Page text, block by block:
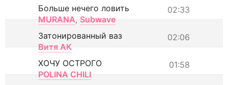
02:33
Больше нечего ловить
MURANA, Subwave
02:06
Затонированный ваз
Витя АК
01:58
ХОЧУ ОСТРОГО
POLINA CHILI